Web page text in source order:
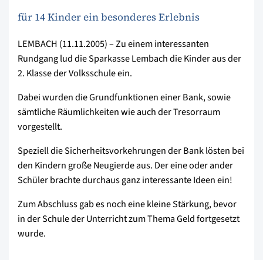
für 14 Kinder ein besonderes Erlebnis
LEMBACH (11.11.2005) – Zu einem interessanten
Rundgang lud die Sparkasse Lembach die Kinder aus der
2. Klasse der Volksschule ein.
Dabei wurden die Grundfunktionen einer Bank, sowie
sämtliche Räumlichkeiten wie auch der Tresorraum
vorgestellt.
Speziell die Sicherheitsvorkehrungen der Bank lösten bei
den Kindern große Neugierde aus. Der eine oder ander
Schüler brachte durchaus ganz interessante Ideen ein!
Zum Abschluss gab es noch eine kleine Stärkung, bevor
in der Schule der Unterricht zum Thema Geld fortgesetzt
wurde.